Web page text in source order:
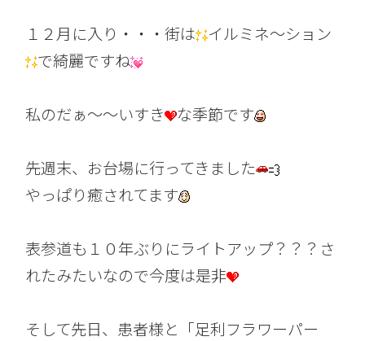
１２月に入り・・・街は
イルミネ～ション
で綺麗ですね
私のだぁ～～いすき な季節です
先週末、お台場に行ってきました
やっぱり癒されてます
表参道も１０年ぶりにライトアップ？？？さ
れたみたいなので今度は是非
そして先日、患者様と「足利フラワーパー